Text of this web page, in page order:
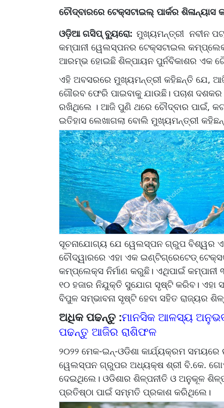
ଚୌଦ୍ବାରରେ ଟେକ୍ସଟାଇଲ୍ ପାର୍କର
ଓଡ଼ିଆ ଗସିପ୍ ବ୍ୟୁରୋ: ମୁଖ୍ୟମନ୍ତ୍ରୀ ନବୀନ
କମ୍ପାନୀ ୱେଲସ୍ପନର ଟେକ୍ସଟାଇଲ
ଆରମ୍ଭ ହୋଇଛି ଶିଳ୍ପାୟନ ପୁର୍ନବିକାଶର ଏକ
ଏହି ଅବସରରେ ମୁଖ୍ୟମନ୍ତ୍ରୀ କହିଛନ୍ତି ଯେ,
ଗୌରବ ଫେରି ପାଇବାକୁ ଯାଉଛି। ପଚାଶ
ରଖିଥିଲେ । ଆଜି ପୁଣି ଥରେ ଚୌଦ୍ବାର ପାଇଁ,
ଇତିହାସ ଲେଖାଗଲା ବୋଲି ମୁଖ୍ୟମନ୍ତ୍ରୀ
ସୂଚନାଯୋଗ୍ୟ ଯେ ୱେଲସ୍ପନ ଗ୍ରୁପ ବିଶ୍ୱର
ଚୌଦ୍ୱାରରେ ଏହା ଏକ ଇଣ୍ଟିଗ୍ରେଟେଡ୍‌
କମ୍ପ୍ଲେକ୍ସ ନିର୍ମାଣ କରୁଛି। ଏଥିପାଇଁ
୧୦ ହଜାର ନିଯୁକ୍ତି ସୁଯୋଗ ସୃଷ୍ଟି କରିବ।
ବିପୁଳ ସମ୍ଭାବନା ସୃଷ୍ଟି ହେବା ସହିତ ରାଜ୍ୟର
ଅଧିକ ପଢନ୍ତୁ :ମାନସିକ ଆଳସ୍ୟ ଅନୁଭବ
ପଢନ୍ତୁ ଆଜିର ରାଶିଫଳ
୨୦୨୨ ମେକ-ଇନ୍‌-ଓଡିଶା କାର୍ଯ୍ୟକ୍ରମ
ୱେଲସ୍ପନ ଗ୍ରୁପର ଅଧ୍ୟକ୍ଷ ଶ୍ରୀ ବି.କେ.
ଦେଇଥିଲେ। ଓଡିଶାର ଶିଳ୍ପନୀତି ଓ ଅନୁକୂଳ
ପ୍ରତିଷ୍ଠା ପାଇଁ ସମ୍ମତି ପ୍ରକାଶ କରିଥିଲେ।